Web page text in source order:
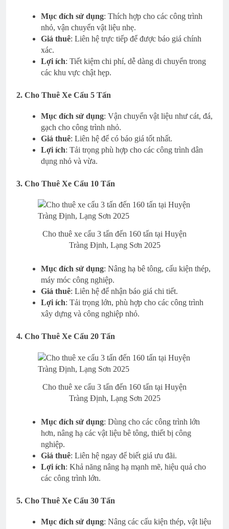
Mục đích sử dụng: Thích hợp cho các công trình
nhỏ, vận chuyển vật liệu nhẹ.
Giá thuê: Liên hệ trực tiếp để được báo giá chính
xác.
Lợi ích: Tiết kiệm chi phí, dễ dàng di chuyển trong
các khu vực chật hẹp.
2. Cho Thuê Xe Cẩu 5 Tấn
Mục đích sử dụng: Vận chuyển vật liệu như cát, đá,
gạch cho công trình nhỏ.
Giá thuê: Liên hệ để có báo giá tốt nhất.
Lợi ích: Tải trọng phù hợp cho các công trình dân
dụng nhỏ và vừa.
3. Cho Thuê Xe Cẩu 10 Tấn
Cho thuê xe cẩu 3 tấn đến 160 tấn tại Huyện
Tràng Định, Lạng Sơn 2025
Mục đích sử dụng: Nâng hạ bê tông, cấu kiện thép,
máy móc công nghiệp.
Giá thuê: Liên hệ để nhận báo giá chi tiết.
Lợi ích: Tải trọng lớn, phù hợp cho các công trình
xây dựng và công nghiệp nhỏ.
4. Cho Thuê Xe Cẩu 20 Tấn
Cho thuê xe cẩu 3 tấn đến 160 tấn tại Huyện
Tràng Định, Lạng Sơn 2025
Mục đích sử dụng: Dùng cho các công trình lớn
hơn, nâng hạ các vật liệu bê tông, thiết bị công
nghiệp.
Giá thuê: Liên hệ ngay để biết giá ưu đãi.
Lợi ích: Khả năng nâng hạ mạnh mẽ, hiệu quả cho
các công trình lớn.
5. Cho Thuê Xe Cẩu 30 Tấn
Mục đích sử dụng: Nâng các cấu kiện thép, vật liệu